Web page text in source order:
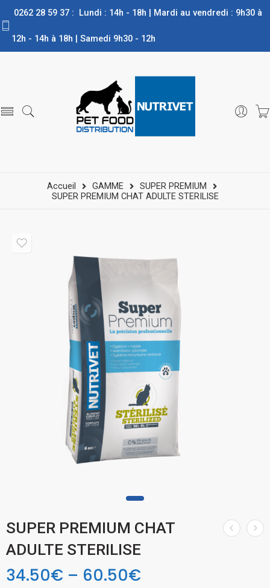
0262 28 59 37 : Lundi : 14h - 18h | Mardi au vendredi : 9h30 à
12h - 14h à 18h | Samedi 9h30 - 12h
Accueil GAMME
SUPER PREMIUM
SUPER PREMIUM CHAT ADULTE STERILISE
SUPER PREMIUM CHAT
ADULTE STERILISE
34.50€ – 60.50€